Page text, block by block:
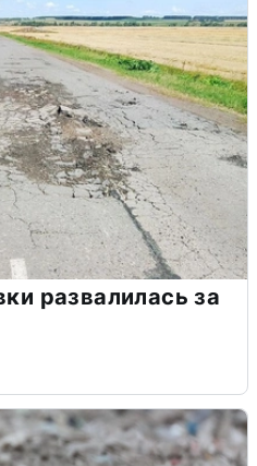
развалилась за